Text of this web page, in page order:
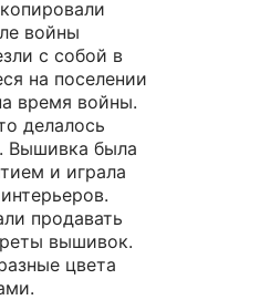
войны
с собой в
на поселении
время войны.
делалось
Вышивка была
и играла
продавать
вышивок.
цвета